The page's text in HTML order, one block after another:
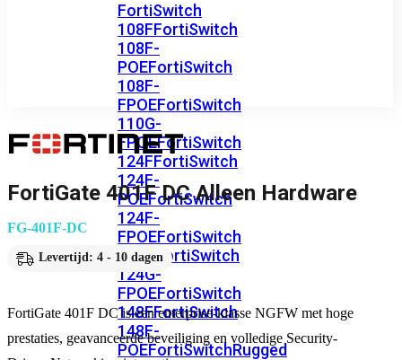
FortiSwitch
108FFortiSwitch
108F-
POEFortiSwitch
108F-
FPOEFortiSwitch
110G-
FPOEFortiSwitch
124FFortiSwitch
124F-
POEFortiSwitch
124F-
FPOEFortiSwitch
124GFortiSwitch
124G-
FPOEFortiSwitch
148FFortiSwitch
148F-
POEFortiSwitchRugged
FortiGate 401F DC Alleen Hardware
FG-401F-DC
Levertijd: 4 - 10 dagen
FortiGate 401F DC is een enterprise-klasse NGFW met hoge
prestaties, geavanceerde beveiliging en volledige Security-